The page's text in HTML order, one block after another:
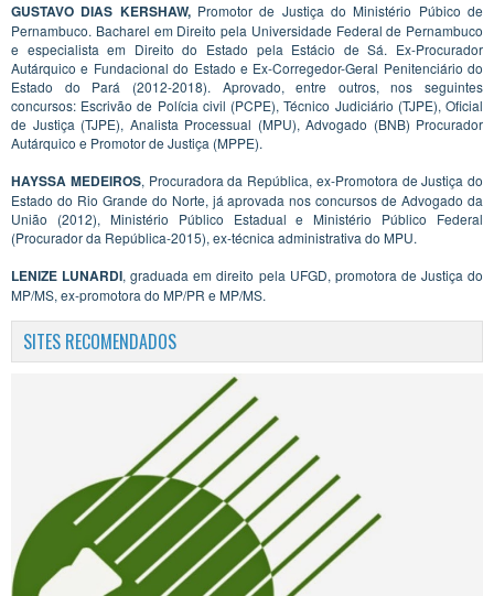
GUSTAVO DIAS KERSHAW, Promotor de Justiça do Ministério Púbico de
Pernambuco. Bacharel em Direito pela Universidade Federal de Pernambuco
e especialista em Direito do Estado pela Estácio de Sá. Ex-Procurador
Autárquico e Fundacional do Estado e Ex-Corregedor-Geral Penitenciário do
Estado do Pará (2012-2018). Aprovado, entre outros, nos seguintes
concursos: Escrivão de Polícia civil (PCPE), Técnico Judiciário (TJPE), Oficial
de Justiça (TJPE), Analista Processual (MPU), Advogado (BNB) Procurador
Autárquico e Promotor de Justiça (MPPE).
HAYSSA MEDEIROS, Procuradora da República, ex-Promotora de Justiça do
Estado do Rio Grande do Norte, já aprovada nos concursos de Advogado da
União (2012), Ministério Público Estadual e Ministério Público Federal
(Procurador da República-2015), ex-técnica administrativa do MPU.
LENIZE LUNARDI, graduada em direito pela UFGD, promotora de Justiça do
MP/MS, ex-promotora do MP/PR e MP/MS.
SITES RECOMENDADOS